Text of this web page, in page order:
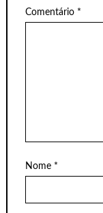
Comentário *
Nome *